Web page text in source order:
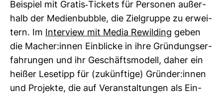
Bei­spiel mit Gratis-​Tickets für Per­sonen außer­
halb der Medi­en­bubble, die Ziel­gruppe zu erwei­
tern. Im Inter­view mit Media Rewil­ding geben
die Macher:innen Ein­blicke in ihre Grün­dungs­er­
fah­rungen und ihr Geschäfts­mo­dell, daher ein
heißer Lese­tipp für (zukünf­tige) Gründer:innen
und Pro­jekte, die auf Ver­an­stal­tungen als Ein­